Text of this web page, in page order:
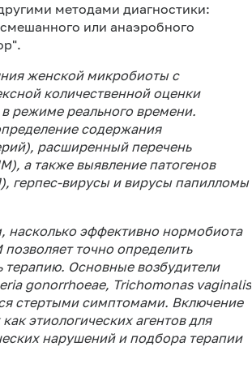
методами диагностики:
или анаэробного
женской микробиоты с
количественной оценки
режиме реального времени.
содержания
расширенный перечень
а также выявление патогенов
герпес-вирусы и вирусы папилломы
насколько эффективно нормобиота
точно определить
терапию. Основные возбудители
gonorrhoeae, Trichomonas vaginalis
стертыми симптомами. Включение
этиологических агентов для
нарушений и подбора терапии